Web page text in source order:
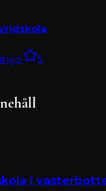
· 5
i